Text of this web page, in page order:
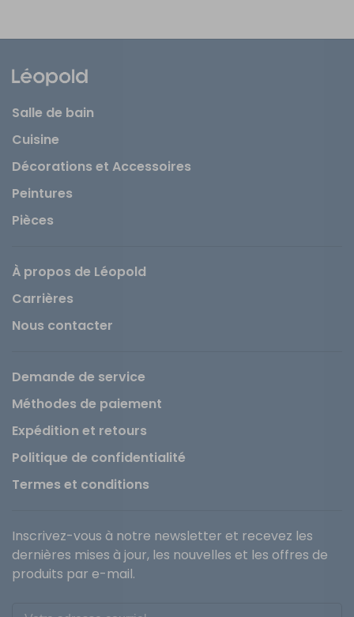
Salle de bain
Cuisine
Décorations et Accessoires
Peintures
Pièces
À propos de Léopold
Carrières
Nous contacter
Demande de service
Méthodes de paiement
Expédition et retours
Politique de confidentialité
Termes et conditions
Inscrivez-vous à notre newsletter et recevez les
dernières mises à jour, les nouvelles et les offres de
produits par e-mail.